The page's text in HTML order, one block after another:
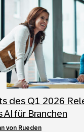
des Q1 2026
AI für Branchen
von Rueden